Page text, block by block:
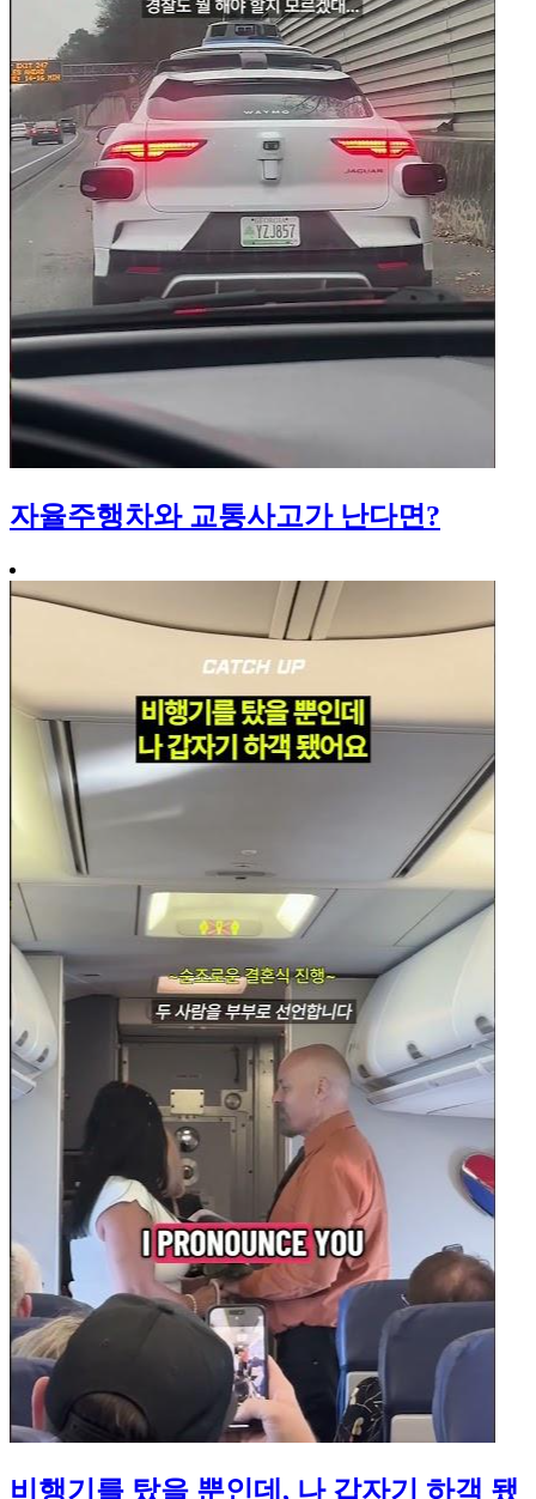
자율주행차와 교통사고가 난다면?
비행기를 탔을 뿐인데, 나 갑자기 하객 됐